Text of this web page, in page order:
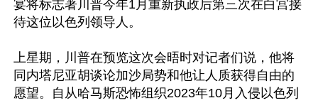
宴将标志著川普今年1月重新执政后第三次在白宫接
待这位以色列领导人。
上星期，川普在预览这次会晤时对记者们说，他将
同内塔尼亚胡谈论加沙局势和他让人质获得自由的
愿望。自从哈马斯恐怖组织2023年10月入侵以色列